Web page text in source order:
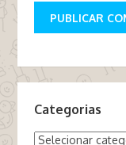
Categorias
Categorias